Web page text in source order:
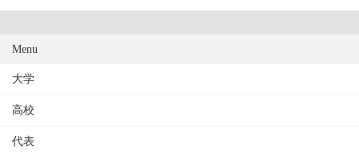
Menu
大学
高校
代表